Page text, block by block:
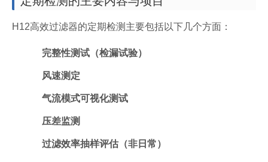
H12高效过滤器的定期检测主要包括以下几个方面：
完整性测试（检漏试验）
风速测定
气流模式可视化测试
压差监测
过滤效率抽样评估（非日常）